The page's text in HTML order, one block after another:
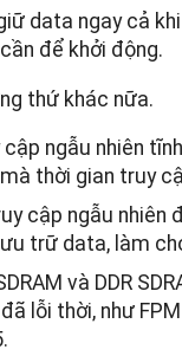
data ngay cả
để khởi động.
thứ khác nữa.
ngẫu nhiên
thời gian truy
cập ngẫu nhiên
trữ data, làm
và DDR
lỗi thời, như FPM